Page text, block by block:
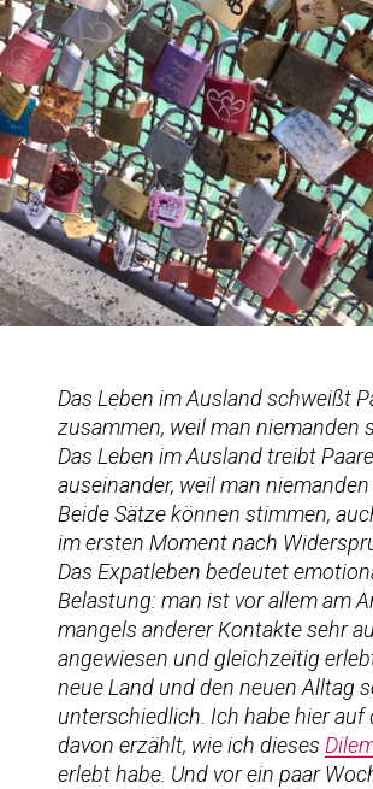
Das Leben im Ausland schweißt
zusammen, weil man niemanden
Das Leben im Ausland treibt Paare
auseinander, weil man
Beide Sätze können stimmen,
im ersten Moment nach
Das Expatleben bedeutet
Belastung: man ist vor allem am
mangels anderer Kontakte sehr
angewiesen und gleichzeitig
neue Land und den neuen Alltag
unterschiedlich. Ich habe hier auf
davon erzählt, wie ich dieses
erlebt habe. Und vor ein paar